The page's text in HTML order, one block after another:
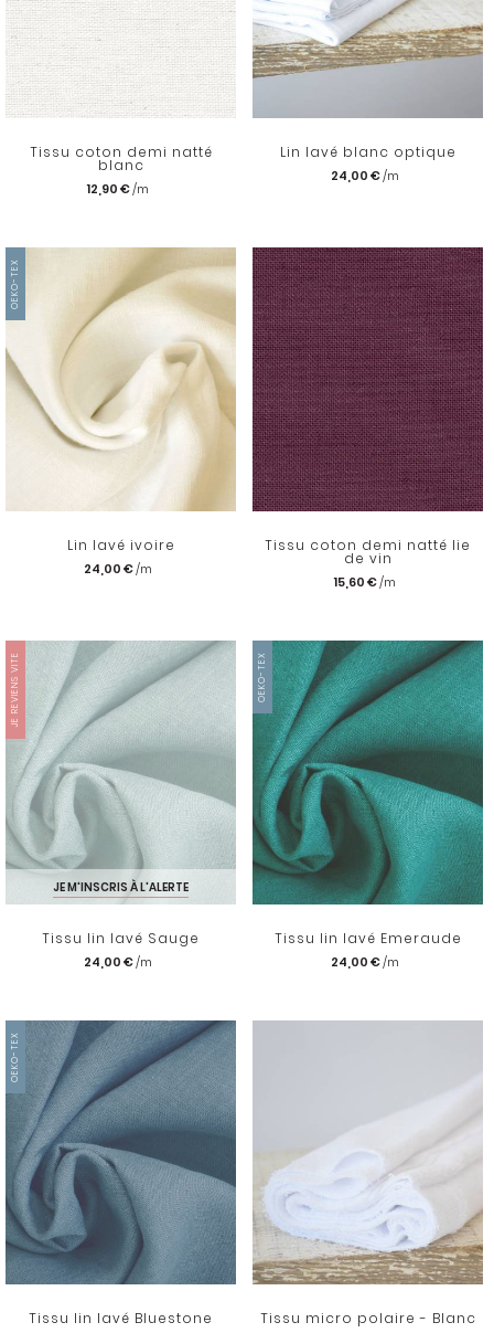
Tissu coton demi natté
blanc
12,90 €
Lin lavé blanc optique
24,00 €
OEKO-TEX
Lin lavé ivoire
24,00 €
Tissu coton demi natté lie
de vin
15,60 €
JE REVIENS VITE
JE M'INSCRIS À L'ALERTE
Tissu lin lavé Sauge
24,00 €
OEKO-TEX
Tissu lin lavé Emeraude
24,00 €
OEKO-TEX
Tissu lin lavé Bluestone Tissu micro polaire - Blanc